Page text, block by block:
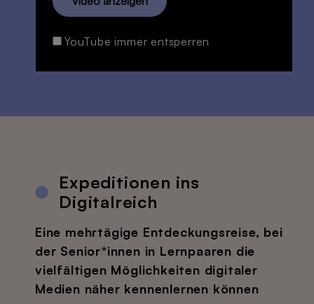
YouTube immer entsperren
Expeditionen ins
Digitalreich
Eine mehrtägige Entdeckungsreise, bei
der Senior*innen in Lernpaaren die
vielfältigen Möglichkeiten digitaler
Medien näher kennenlernen können